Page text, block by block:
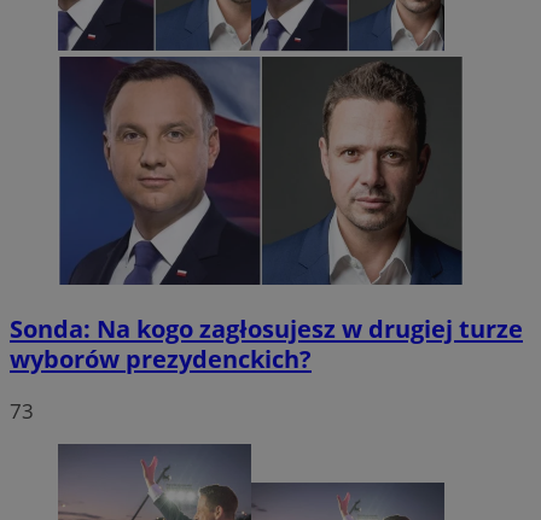
Sonda: Na kogo zagłosujesz w drugiej turze
wyborów prezydenckich?
73